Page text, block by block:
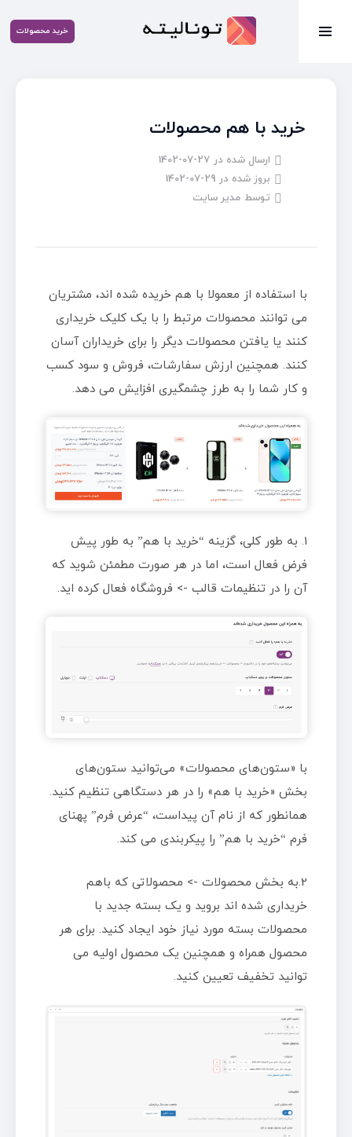
خرید محصولات
خرید با هم محصولات
ارسال شده در 1402-07-27
بروز شده در 1402-07-29
توسط مدیر سایت
با استفاده از معمولا با هم خریده شده اند، مشتریان
می توانند محصولات مرتبط را با یک کلیک خریداری
کنند یا یافتن محصولات دیگر را برای خریداران آسان
کنند. همچنین ارزش سفارشات، فروش و سود کسب
و کار شما را به طرز چشمگیری افزایش می دهد.
1. به طور کلی، گزینه “خرید با هم” به طور پیش
فرض فعال است، اما در هر صورت مطمئن شوید که
آن را در تنظیمات قالب -> فروشگاه فعال کرده اید.
با «ستون‌های محصولات» می‌توانید ستون‌های
بخش «خرید با هم» را در هر دستگاهی تنظیم کنید.
همانطور که از نام آن پیداست، “عرض فرم” پهنای
فرم “خرید با هم” را پیکربندی می کند.
2.به بخش محصولات -> محصولاتی که باهم
خریداری شده اند بروید و یک بسته جدید با
محصولات بسته مورد نیاز خود ایجاد کنید. برای هر
محصول همراه و همچنین یک محصول اولیه می
توانید تخفیف تعیین کنید.